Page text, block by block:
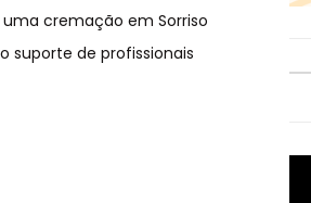
cremação em Sorriso
suporte de profissionais